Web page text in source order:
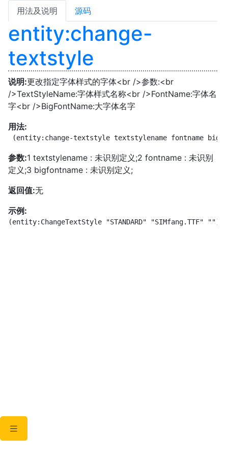
用法及说明 源码
entity:change-
textstyle
说明:更改指定字体样式的字体<br />参数:<br
/>TextStyleName:字体样式名称<br />FontName:字体名
字<br />BigFontName:大字体名字
用法:
(entity:change-textstyle textstylename fontname
参数:1 textstylename : 未识别定义;2 fontname : 未识别
定义;3 bigfontname : 未识别定义;
返回值:无
示例:
(entity:ChangeTextStyle "STANDARD" "SIMfang.TTF"